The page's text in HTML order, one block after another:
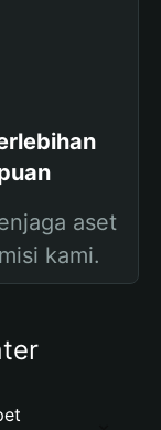
aset
kami.